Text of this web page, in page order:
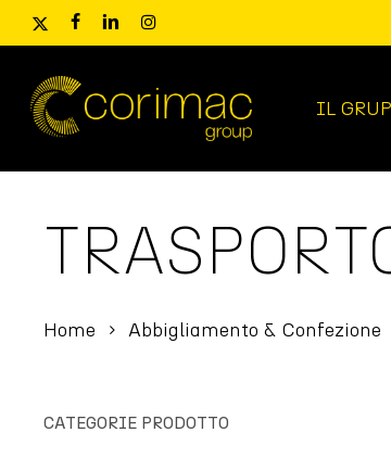
Skip
content
x-
facebooklinkedininstagram
Ricerca
prodotti
IL
Home Abbigliamento & Confezione
CATEGORIE PRODOTTO